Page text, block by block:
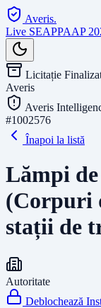
Averis.
Live SEAPPAAP
Licitație
Averis
Averis
#1002576
Înapoi la listă
Lămpi
(Corpuri
stații de
Autoritate
Deblochează